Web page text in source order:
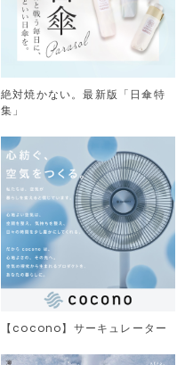
絶対焼かない。最新版「日傘特
集」
【cocono】サーキュレーター